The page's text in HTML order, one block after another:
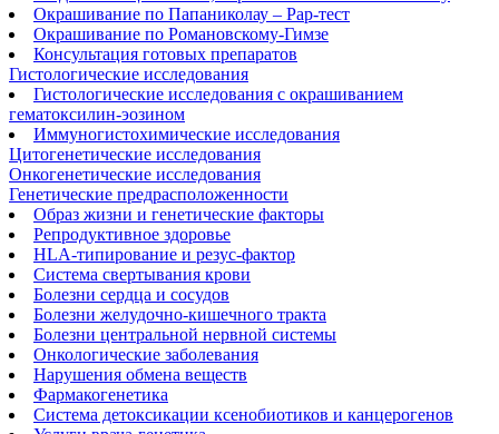
Окрашивание по Папаниколау ‒ Рар-тест
Окрашивание по Романовскому-Гимзе
Консультация готовых препаратов
Гистологические исследования
Гистологические исследования с окрашиванием
гематоксилин-эозином
Иммуногистохимические исследования
Цитогенетические исследования
Онкогенетические исследования
Генетические предрасположенности
Образ жизни и генетические факторы
Репродуктивное здоровье
HLA-типирование и резус-фактор
Система свертывания крови
Болезни сердца и сосудов
Болезни желудочно-кишечного тракта
Болезни центральной нервной системы
Онкологические заболевания
Нарушения обмена веществ
Фармакогенетика
Система детоксикации ксенобиотиков и канцерогенов